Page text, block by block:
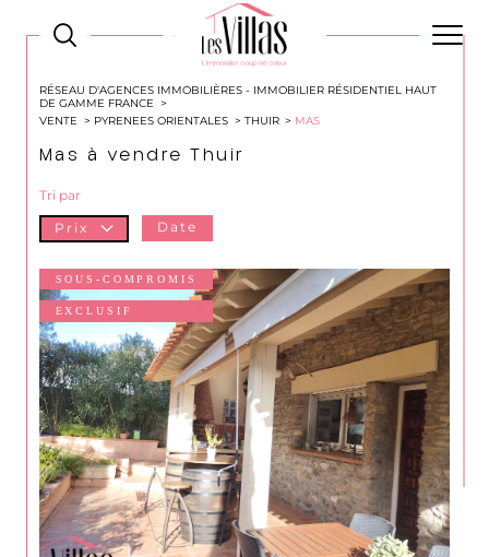
RÉSEAU D'AGENCES IMMOBILIÈRES - IMMOBILIER RÉSIDENTIEL HAUT
DE GAMME FRANCE
VENTE
PYRENEES ORIENTALES THUIR MAS
Mas à vendre Thuir
Tri par
Prix Date
SOUS-COMPROMIS
EXCLUSIF